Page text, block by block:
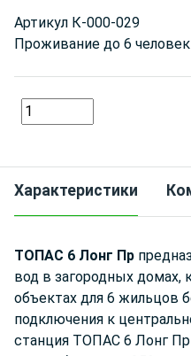
Артикул К-000-029
Проживание до 6 человек
Характеристики
ТОПАС 6 Лонг Пр
вод в загородных домах,
объектах для 6 жильцов
подключения к
станция ТОПАС 6 Лонг